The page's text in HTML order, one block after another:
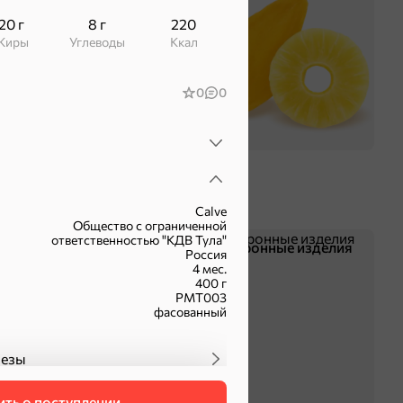
г
Жиры
8 г
Углеводы
220
ккал
0 0
Calve
Общество с ограниченной
ответственностью "КДВ Тула"
Россия
4 мес.
400 г
РМТ003
фасованный
Смеси для десертов,
Макаронные изделия